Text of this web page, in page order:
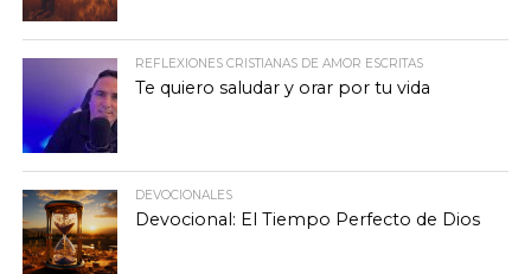
REFLEXIONES CRISTIANAS DE AMOR ESCRITAS
Te quiero saludar y orar por tu vida
DEVOCIONALES
Devocional: El Tiempo Perfecto de Dios